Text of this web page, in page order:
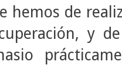
hemos de
y